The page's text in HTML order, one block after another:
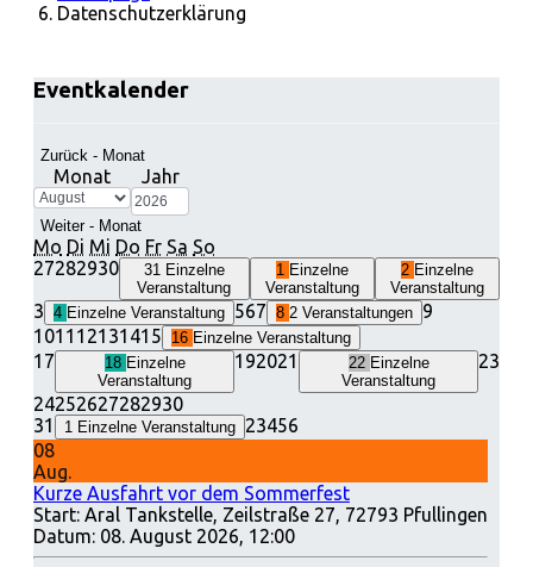
Datenschutzerklärung
Eventkalender
Zurück - Monat
Monat Jahr
Weiter - Monat
Mo Di Mi Do Fr Sa So
27282930 31 Einzelne
Veranstaltung
1 Einzelne
Veranstaltung
2 Einzelne
Veranstaltung
3 4 Einzelne Veranstaltung 567 8 2 Veranstaltungen 9
1011 12131415 16 Einzelne Veranstaltung
17 18 Einzelne
Veranstaltung
192021 22 Einzelne
Veranstaltung
23
24252627282930
31
1 Einzelne Veranstaltung 23456
08
Aug.
Kurze Ausfahrt vor dem Sommerfest
Start: Aral Tankstelle, Zeilstraße 27, 72793 Pfullingen
Datum: 08. August 2026, 12:00